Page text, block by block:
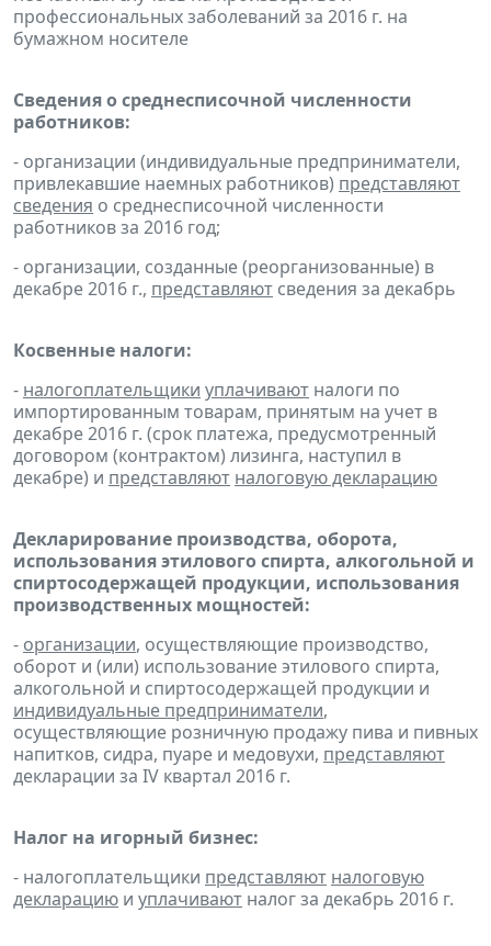
профессиональных заболеваний за 2016 г. на
бумажном носителе
Сведения о среднесписочной численности
работников:
- организации (индивидуальные предприниматели,
привлекавшие наемных работников) представляют
сведения о среднесписочной численности
работников за 2016 год;
- организации, созданные (реорганизованные) в
декабре 2016 г., представляют сведения за декабрь
Косвенные налоги:
- налогоплательщики уплачивают налоги по
импортированным товарам, принятым на учет в
декабре 2016 г. (срок платежа, предусмотренный
договором (контрактом) лизинга, наступил в
декабре) и представляют налоговую декларацию
Декларирование производства, оборота,
использования этилового спирта, алкогольной и
спиртосодержащей продукции, использования
производственных мощностей:
- организации, осуществляющие производство,
оборот и (или) использование этилового спирта,
алкогольной и спиртосодержащей продукции и
индивидуальные предприниматели,
осуществляющие розничную продажу пива и пивных
напитков, сидра, пуаре и медовухи, представляют
декларации за IV квартал 2016 г.
Налог на игорный бизнес:
- налогоплательщики представляют налоговую
декларацию и уплачивают налог за декабрь 2016 г.